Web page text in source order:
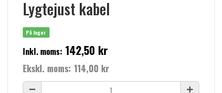
Lygtejust kabel
På lager
Inkl. moms: 142,50 kr
Ekskl. moms: 114,00 kr